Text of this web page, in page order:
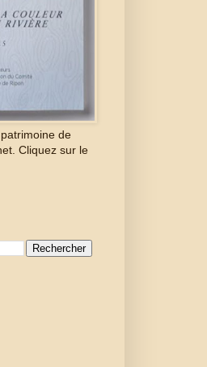
de
Cliquez sur le